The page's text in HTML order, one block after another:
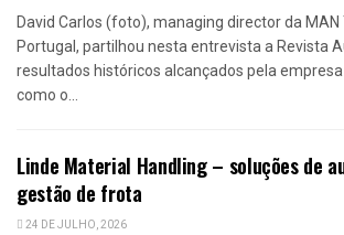
David Carlos (foto), managing director da MAN
Portugal, partilhou nesta entrevista a Revista
resultados históricos alcançados pela
como o...
Linde Material Handling – soluções de
gestão de frota
24 DE JULHO, 2026